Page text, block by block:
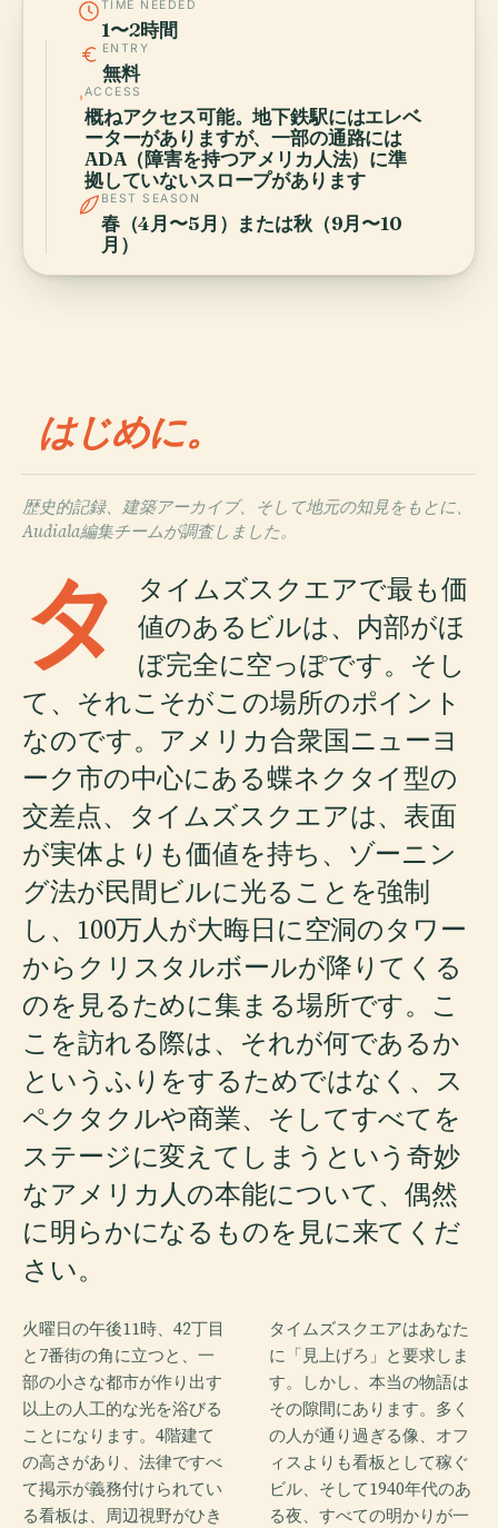
TIME NEEDED
1〜2時間
ENTRY
無料
ACCESS
概ねアクセス可能。地下鉄駅にはエレベ
ーターがありますが、一部の通路には
ADA（障害を持つアメリカ人法）に準
拠していないスロープがあります
BEST SEASON
春（4月〜5月）または秋（9月〜10
月）
はじめに。
歴史的記録、建築アーカイブ、そして地元の知見をもとに、
Audiala編集チームが調査しました。
タ
タイムズスクエアで最も価
値のあるビルは、内部がほ
ぼ完全に空っぽです。そし
て、それこそがこの場所のポイント
なのです。アメリカ合衆国ニューヨ
ーク市の中心にある蝶ネクタイ型の
交差点、タイムズスクエアは、表面
が実体よりも価値を持ち、ゾーニン
グ法が民間ビルに光ることを強制
し、100万人が大晦日に空洞のタワー
からクリスタルボールが降りてくる
のを見るために集まる場所です。こ
こを訪れる際は、それが何であるか
というふりをするためではなく、ス
ペクタクルや商業、そしてすべてを
ステージに変えてしまうという奇妙
なアメリカ人の本能について、偶然
に明らかになるものを見に来てくだ
さい。
火曜日の午後11時、42丁目
と7番街の角に立つと、一
部の小さな都市が作り出す
以上の人工的な光を浴びる
ことになります。4階建て
の高さがあり、法律ですべ
て掲示が義務付けられてい
る看板は、周辺視野がひき
タイムズスクエアはあなた
に「見上げろ」と要求しま
す。しかし、本当の物語は
その隙間にあります。多く
の人が通り過ぎる像、オフ
ィスよりも看板として稼ぐ
ビル、そして1940年代のあ
る夜、すべての明かりが一